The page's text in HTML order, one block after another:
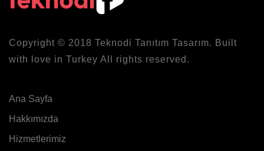
Copyright © 2018 Teknodi Tanıtım Tasarım. Built
with love in Turkey All rights reserved.
Ana Sayfa
Hakkımızda
Hizmetlerimiz